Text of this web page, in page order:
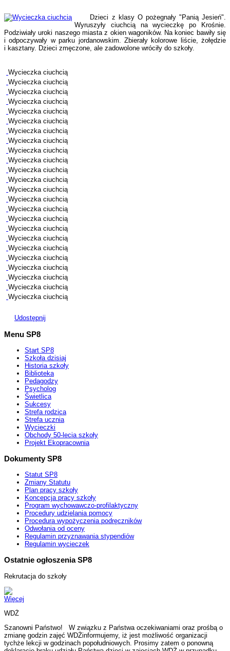
Dzieci z klasy O pożegnały "Panią Jesień".
Wyruszyły ciuchcią na wycieczkę po Krośnie.
Podziwiały uroki naszego miasta z okien wagoników. Na koniec bawiły się
i odpoczywały w parku jordanowskim. Zbierały kolorowe liście, żołędzie
i kasztany. Dzieci zmęczone, ale zadowolone wróciły do szkoły.
Wycieczka ciuchcią
Wycieczka ciuchcią
Wycieczka ciuchcią
Wycieczka ciuchcią
Wycieczka ciuchcią
Wycieczka ciuchcią
Wycieczka ciuchcią
Wycieczka ciuchcią
Wycieczka ciuchcią
Wycieczka ciuchcią
Wycieczka ciuchcią
Wycieczka ciuchcią
Wycieczka ciuchcią
Wycieczka ciuchcią
Wycieczka ciuchcią
Wycieczka ciuchcią
Wycieczka ciuchcią
Wycieczka ciuchcią
Wycieczka ciuchcią
Wycieczka ciuchcią
Wycieczka ciuchcią
Wycieczka ciuchcią
Wycieczka ciuchcią
Wycieczka ciuchcią
Udostępnij
Menu SP8
Start SP8
Szkoła dzisiaj
Historia szkoły
Biblioteka
Pedagodzy
Psycholog
Świetlica
Sukcesy
Strefa rodzica
Strefa ucznia
Wycieczki
Obchody 50-lecia szkoły
Projekt Ekopracownia
Dokumenty SP8
Statut SP8
Zmiany Statutu
Plan pracy szkoły
Koncepcja pracy szkoły
Program wychowawczo-profilaktyczny
Procedury udzielania pomocy
Procedura wypożyczenia podręczników
Odwołania od oceny
Regulamin przyznawania stypendiów
Regulamin wycieczek
Ostatnie ogłoszenia SP8
Rekrutacja do szkoły
Więcej
WDŻ
Szanowni Państwo! W związku z Państwa oczekiwaniami oraz prośbą o
zmianę godzin zajęć WDŻinformujemy, iż jest możliwość organizacji
tychże lekcji w godzinach popołudniowych. Prosimy zatem o ponowną